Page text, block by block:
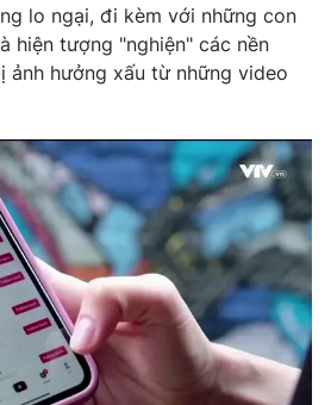
lai
Podcast
Infographic
lo ngại, đi kèm với những con
hiện tượng "nghiện" các nền
ảnh hưởng xấu từ những video